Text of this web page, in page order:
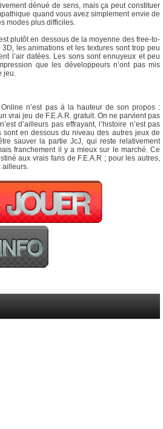
dénué de sens, mais ça peut constituer
quand vous avez simplement envie de
modes plus difficiles.
plutôt en dessous de la moyenne des free-to-
les animations et les textures sont trop peu
l’air datées. Les sons sont ennuyeux et peu
que les développeurs n’ont pas mis
jeu.
n’est pas à la hauteur de son propos :
vrai jeu de F.E.A.R. gratuit. On ne parvient pas
d’ailleurs pas effrayant, l’histoire n’est pas
en dessous du niveau des autres jeux de
sauver la partie JcJ, qui reste relativement
franchement il y a mieux sur le marché. Ce
aux vrais fans de F.E.A.R ; pour les autres,
ailleurs.